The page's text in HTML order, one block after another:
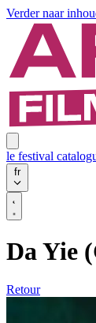
Verder naar
le festival
fr
Da Yie
Retour